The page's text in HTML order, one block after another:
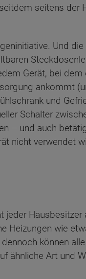
seitens der
Und
Gerät, bei
ankommt
und
Schalter
– und auch
nicht verwendet
jeder Hausbesitzer
Heizungen wie
können alle
ähnliche Art und